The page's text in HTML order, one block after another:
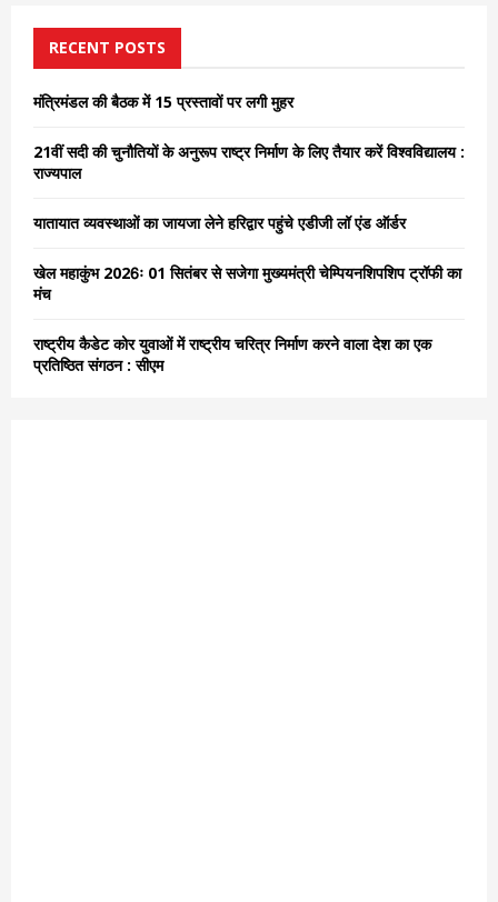
f
o
C
RECENT POSTS
मंत्रिमंडल की बैठक में 15 प्रस्तावों पर लगी मुहर
21वीं सदी की चुनौतियों के अनुरूप राष्ट्र निर्माण के लिए तैयार करें विश्वविद्यालय :
राज्यपाल
यातायात व्यवस्थाओं का जायजा लेने हरिद्वार पहुंचे एडीजी लॉ एंड ऑर्डर
खेल महाकुंभ 2026ः 01 सितंबर से सजेगा मुख्यमंत्री चेम्पियनशिपशिप ट्रॉफी का
मंच
राष्ट्रीय कैडेट कोर युवाओं में राष्ट्रीय चरित्र निर्माण करने वाला देश का एक
प्रतिष्ठित संगठन : सीएम